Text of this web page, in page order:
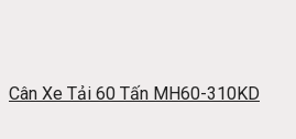
Cân Xe Tải 60 Tấn MH60-310KD